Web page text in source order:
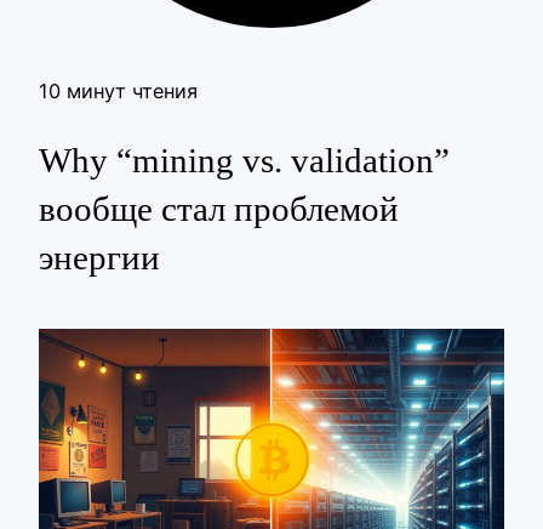
10 минут чтения
Why “mining vs. validation”
вообще стал проблемой
энергии